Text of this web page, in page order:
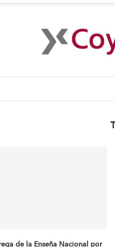
de la Enseña Nacional por